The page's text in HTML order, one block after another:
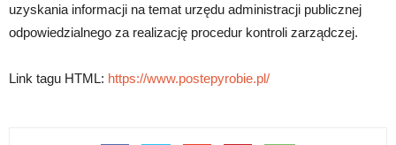
uzyskania informacji na temat urzędu administracji publicznej
odpowiedzialnego za realizację procedur kontroli zarządczej.
Link tagu HTML: https://www.postepyrobie.pl/